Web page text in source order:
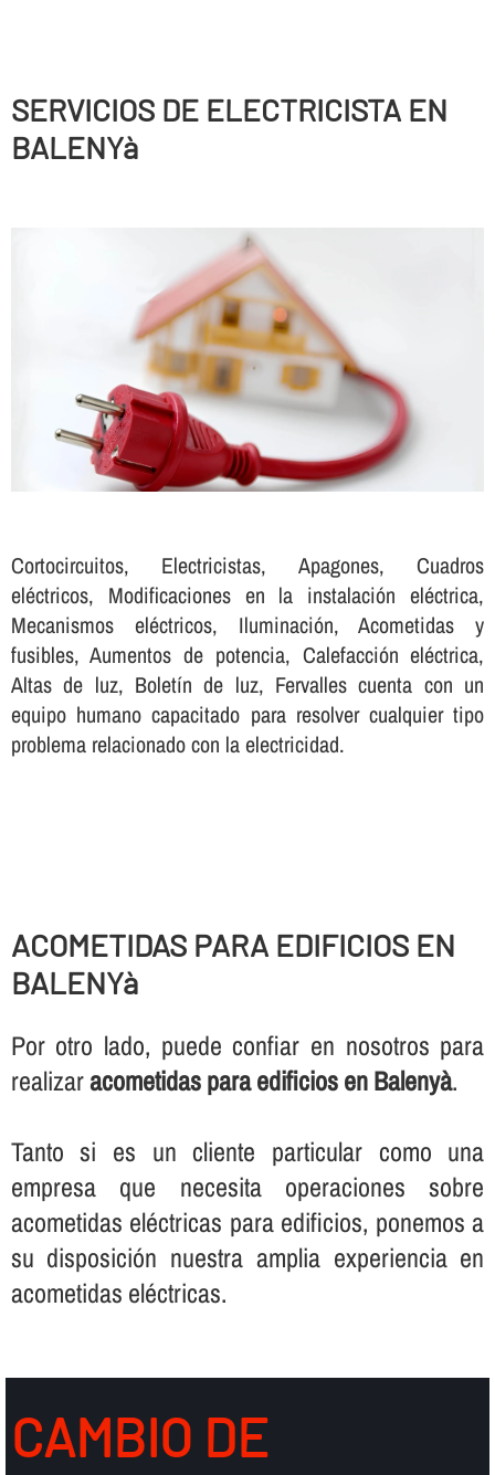
SERVICIOS DE ELECTRICISTA EN
BALENYà
Cortocircuitos, Electricistas, Apagones, Cuadros
eléctricos, Modificaciones en la instalación eléctrica,
Mecanismos eléctricos, Iluminación, Acometidas y
fusibles, Aumentos de potencia, Calefacción eléctrica,
Altas de luz, Boletí­n de luz, Fervalles cuenta con un
equipo humano capacitado para resolver cualquier tipo
problema relacionado con la electricidad.
ACOMETIDAS PARA EDIFICIOS EN
BALENYà
Por otro lado, puede confiar en nosotros para
realizaracometidas para edificios en Balenyà.
Tanto si es un cliente particular como una
empresa que necesita operaciones sobre
acometidas eléctricas para edificios, ponemos a
su disposición nuestra amplia experiencia en
acometidas eléctricas.
CAMBIO DE